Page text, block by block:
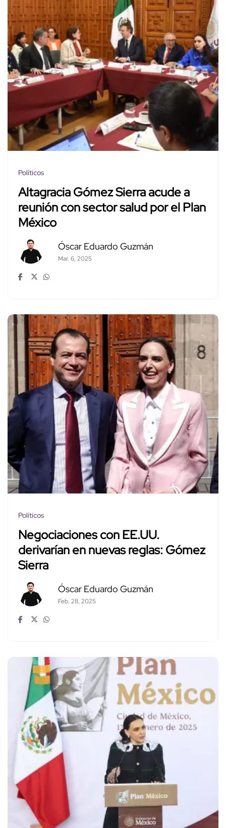
Políticos
Altagracia Gómez Sierra acude a
reunión con sector salud por el Plan
México
Óscar Eduardo Guzmán
Mar. 6, 2025
Políticos
Negociaciones con EE.UU.
derivarían en nuevas reglas: Gómez
Sierra
Óscar Eduardo Guzmán
Feb. 28, 2025